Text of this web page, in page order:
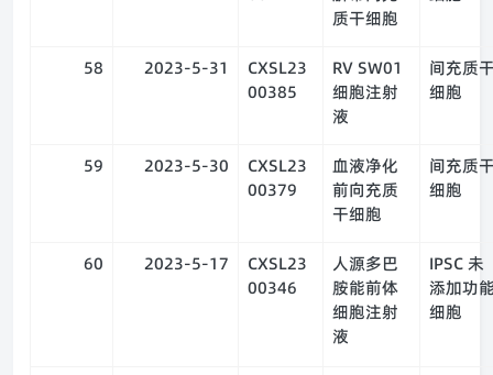
质干细胞
58 2023-5-31
CXSL23
00385
RV SW01
细胞注射
液
间充质
细胞
59 2023-5-30
CXSL23
00379
血液净化
前向充质
干细胞
间充质
细胞
60 2023-5-17
CXSL23
00346
人源多巴
胺能前体
细胞注射
液
IPSC 未
添加功
细胞